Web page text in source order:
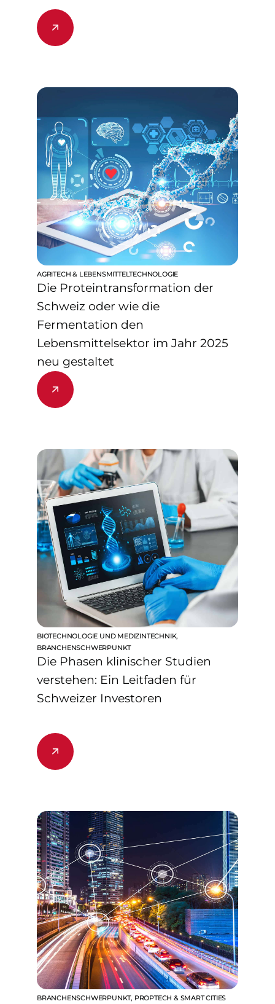
AGRITECH & LEBENSMITTELTECHNOLOGIE
Die Proteintransformation der
Schweiz oder wie die
Fermentation den
Lebensmittelsektor im Jahr 2025
neu gestaltet
BIOTECHNOLOGIE UND MEDIZINTECHNIK,
BRANCHENSCHWERPUNKT
Die Phasen klinischer Studien
verstehen: Ein Leitfaden für
Schweizer Investoren
BRANCHENSCHWERPUNKT, PROPTECH & SMART CITIES